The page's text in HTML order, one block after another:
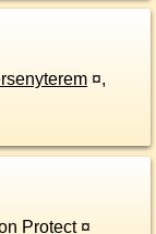
¤,
Protect ¤